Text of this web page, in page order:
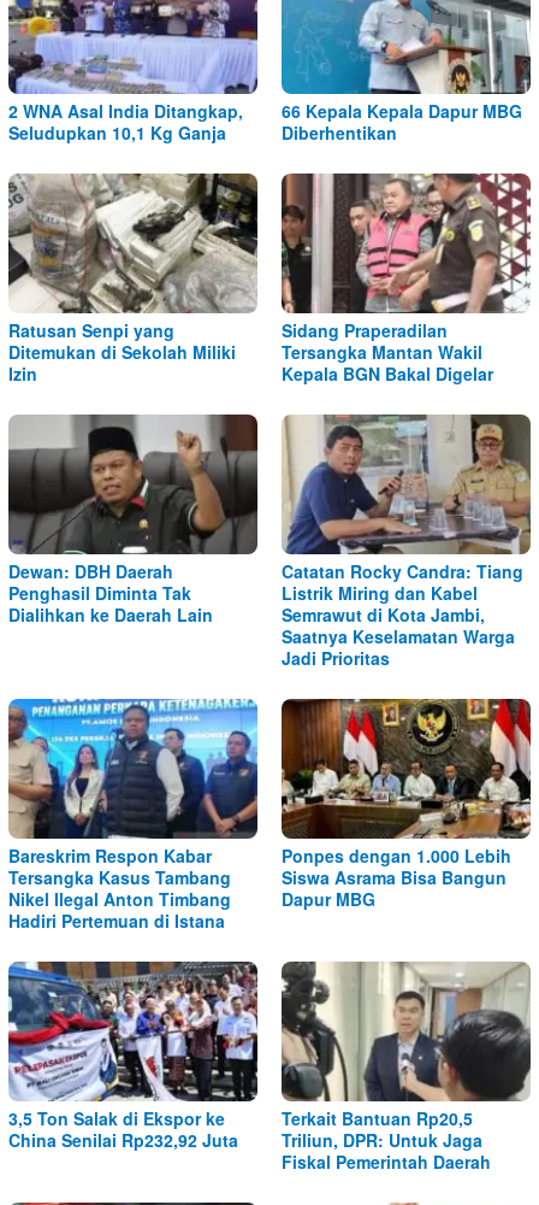
2 WNA Asal India Ditangkap,
Seludupkan 10,1 Kg Ganja
66 Kepala Kepala Dapur MBG
Diberhentikan
Ratusan Senpi yang
Ditemukan di Sekolah Miliki
Izin
Sidang Praperadilan
Tersangka Mantan Wakil
Kepala BGN Bakal Digelar
Dewan: DBH Daerah
Penghasil Diminta Tak
Dialihkan ke Daerah Lain
Catatan Rocky Candra: Tiang
Listrik Miring dan Kabel
Semrawut di Kota Jambi,
Saatnya Keselamatan Warga
Jadi Prioritas
Bareskrim Respon Kabar
Tersangka Kasus Tambang
Nikel Ilegal Anton Timbang
Hadiri Pertemuan di Istana
Ponpes dengan 1.000 Lebih
Siswa Asrama Bisa Bangun
Dapur MBG
3,5 Ton Salak di Ekspor ke
China Senilai Rp232,92 Juta
Terkait Bantuan Rp20,5
Triliun, DPR: Untuk Jaga
Fiskal Pemerintah Daerah